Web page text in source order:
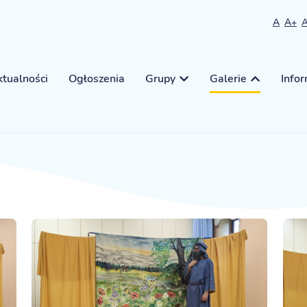
A A+
Ogłoszenia Grupy Galerie